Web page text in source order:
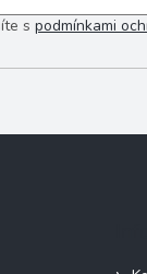
s podmínkami